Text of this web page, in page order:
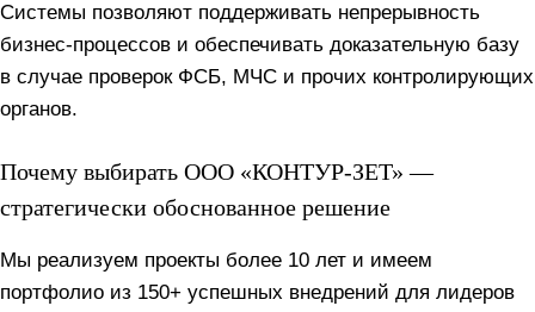
Системы позволяют поддерживать непрерывность
бизнес-процессов и обеспечивать доказательную базу
в случае проверок ФСБ, МЧС и прочих контролирующих
органов.
Почему выбирать ООО «КОНТУР-ЗЕТ» —
стратегически обоснованное решение
Мы реализуем проекты более 10 лет и имеем
портфолио из 150+ успешных внедрений для лидеров